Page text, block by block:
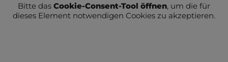
Bitte das Cookie-Consent-Tool öffnen, um die für
dieses Element notwendigen Cookies zu akzeptieren.